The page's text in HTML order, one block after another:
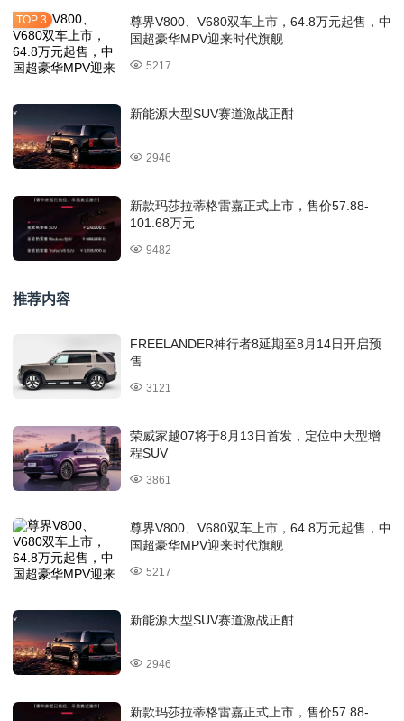
尊界V800、V680双车上市，64.8万元起售，中
国超豪华MPV迎来时代旗舰
5217
新能源大型SUV赛道激战正酣
2946
新款玛莎拉蒂格雷嘉正式上市，售价57.88-
101.68万元
9482
推荐内容
FREELANDER神行者8延期至8月14日开启预
售
3121
荣威家越07将于8月13日首发，定位中大型增
程SUV
3861
尊界V800、V680双车上市，64.8万元起售，中
国超豪华MPV迎来时代旗舰
5217
新能源大型SUV赛道激战正酣
2946
新款玛莎拉蒂格雷嘉正式上市，售价57.88-